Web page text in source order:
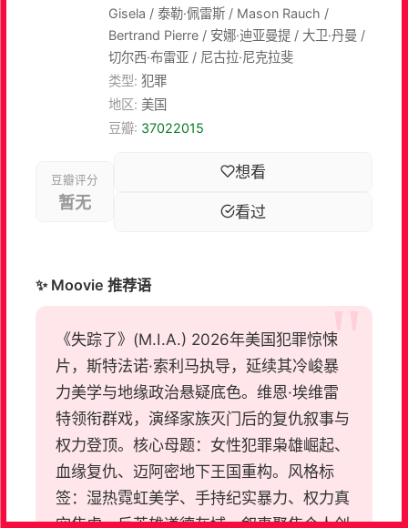
Gisela / 泰勒·佩雷斯 / Mason Rauch /
Bertrand Pierre / 安娜·迪亚曼提 / 大卫·丹曼 /
切尔西·布雷亚 / 尼古拉·尼克拉斐
类型: 犯罪
地区: 美国
豆瓣: 37022015
豆瓣评分
暂无
想看
看过
✨ Moovie 推荐语
《失踪了》(M.I.A.) 2026年美国犯罪惊悚
片，斯特法诺·索利马执导，延续其冷峻暴
力美学与地缘政治悬疑底色。维恩·埃维雷
特领衔群戏，演绎家族灭门后的复仇叙事与
权力登顶。核心母题：女性犯罪枭雄崛起、
血缘复仇、迈阿密地下王国重构。风格标
签：湿热霓虹美学、手持纪实暴力、权力真
空焦虑、反英雄道德灰域。叙事聚焦个人创